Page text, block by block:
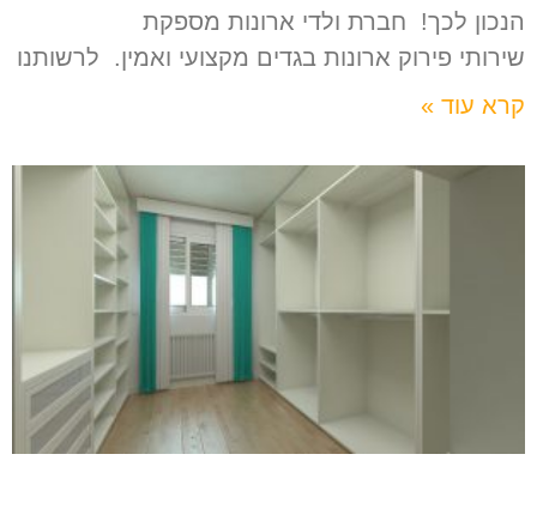
הנכון לכך! חברת ולדי ארונות מספקת
שירותי פירוק ארונות בגדים מקצועי ואמין. לרשותנו
קרא עוד »